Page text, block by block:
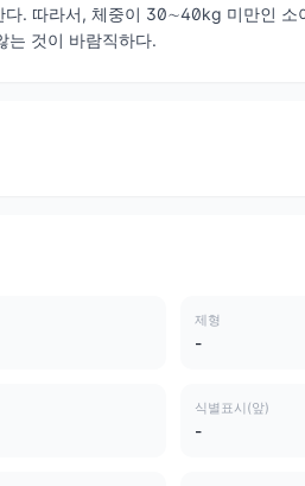
. 따라서, 체중이 30∼40kg 미만인 소
는 것이 바람직하다.
제형
-
식별표시(앞)
-